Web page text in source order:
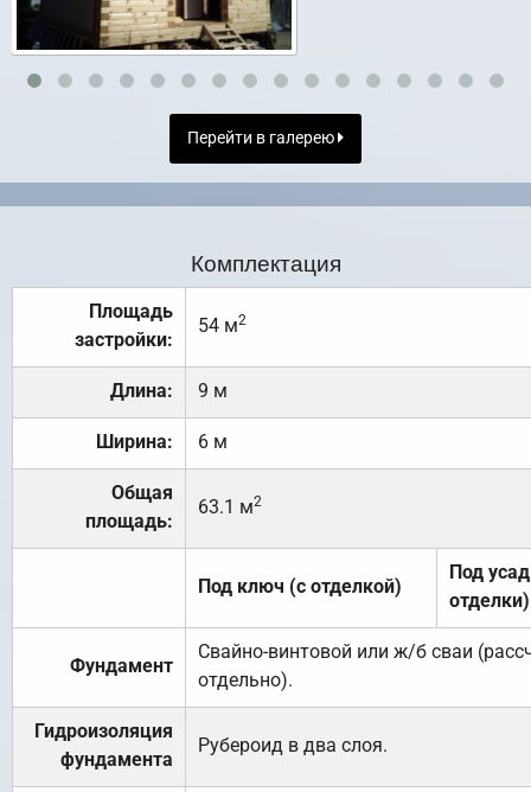
Перейти в галерею
Комплектация
Площадь
застройки:
54 м2
Длина: 9 м
Ширина: 6 м
Общая
площадь:
63.1 м2
Под ключ (с отделкой)
Под
отделки)
Фундамент
Свайно-винтовой или ж/б сваи
отдельно).
Гидроизоляция
фундамента
Рубероид в два слоя.